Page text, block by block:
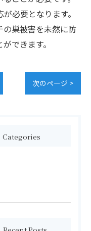
必要となります。
の巣被害を未然に防
できます。
次のページ >
Categories